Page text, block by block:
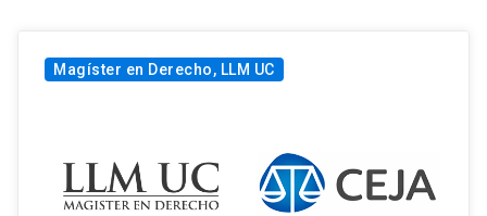
Magíster en Derecho, LLM UC